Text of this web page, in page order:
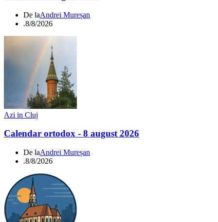
De laAndrei Mureșan
.8/8/2026
Azi in Cluj
Calendar ortodox - 8 august 2026
De laAndrei Mureșan
.8/8/2026